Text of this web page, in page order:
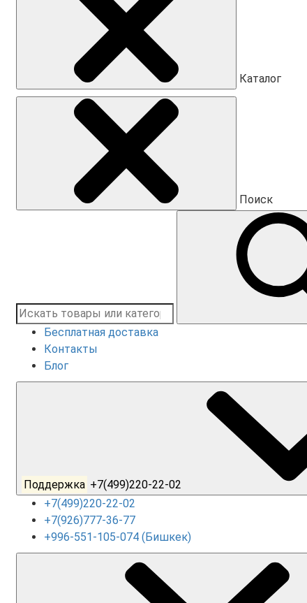
Каталог
Поиск
Бесплатная доставка
Контакты
Блог
Поддержка +7(499)220-22-02
+7(499)220-22-02
+7(926)777-36-77
+996-551-105-074 (Бишкек)